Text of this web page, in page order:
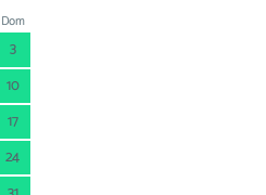
Dom
3
10
17
24